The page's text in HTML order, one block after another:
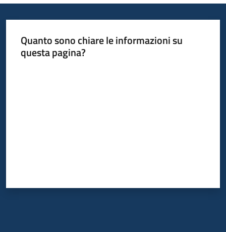
Quanto sono chiare le informazioni su
questa pagina?